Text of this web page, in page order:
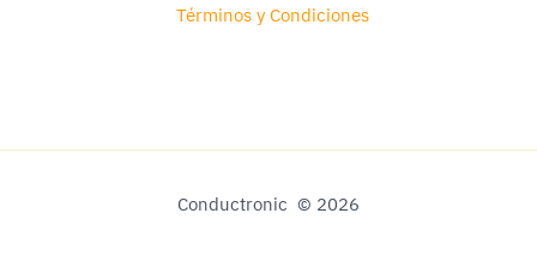
Términos y Condiciones
Conductronic © 2026